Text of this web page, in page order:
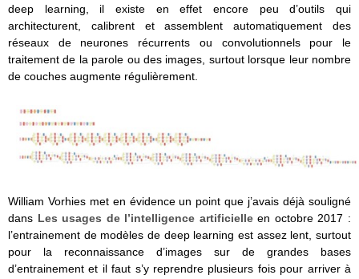
deep learning, il existe en effet encore peu d’outils qui
architecturent, calibrent et assemblent automatiquement des
réseaux de neurones récurrents ou convolutionnels pour le
traitement de la parole ou des images, surtout lorsque leur nombre
de couches augmente régulièrement.
William Vorhies met en évidence un point que j’avais déjà souligné
dans Les usages de l’intelligence artificielleen octobre 2017 :
l’entrainement de modèles de deep learning est assez lent, surtout
pour la reconnaissance d’images sur de grandes bases
d’entrainement et il faut s’y reprendre plusieurs fois pour arriver à